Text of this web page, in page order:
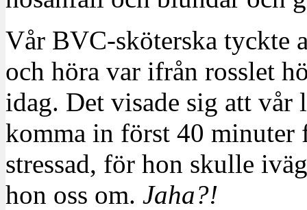
Vår BVC-sköterska tyckte
och höra var ifrån rosslet
idag. Det visade sig att
komma in först 40 minuter
stressad, för hon skulle
hon oss om. Jaha?!